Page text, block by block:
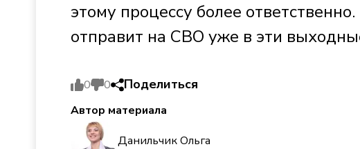
этому процессу более
отправит на СВО уже в эти
0 0 Поделиться
Автор материала
Данильчик Ольга